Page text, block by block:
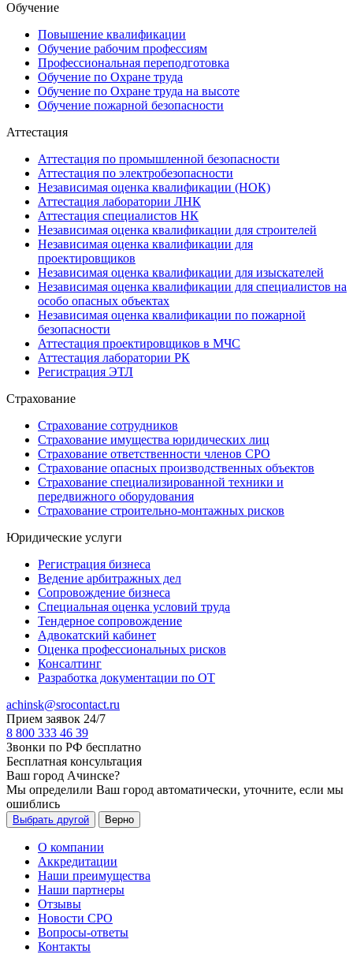
Обучение
Повышение квалификации
Обучение рабочим профессиям
Профессиональная переподготовка
Обучение по Охране труда
Обучение по Охране труда на высоте
Обучение пожарной безопасности
Аттестация
Аттестация по промышленной безопасности
Аттестация по электробезопасности
Независимая оценка квалификации (НОК)
Аттестация лаборатории ЛНК
Аттестация специалистов НК
Независимая оценка квалификации для строителей
Независимая оценка квалификации для
проектировщиков
Независимая оценка квалификации для изыскателей
Независимая оценка квалификации для специалистов на
особо опасных объектах
Независимая оценка квалификации по пожарной
безопасности
Аттестация проектировщиков в МЧС
Аттестация лаборатории РК
Регистрация ЭТЛ
Страхование
Страхование сотрудников
Страхование имущества юридических лиц
Страхование ответственности членов СРО
Страхование опасных производственных объектов
Страхование специализированной техники и
передвижного оборудования
Страхование строительно-монтажных рисков
Юридические услуги
Регистрация бизнеса
Ведение арбитражных дел
Сопровождение бизнеса
Специальная оценка условий труда
Тендерное сопровождение
Адвокатский кабинет
Оценка профессиональных рисков
Консалтинг
Разработка документации по ОТ
achinsk@srocontact.ru
Прием заявок 24/7
8 800 333 46 39
Звонки по РФ бесплатно
Бесплатная консультация
Ваш город Ачинске?
Мы определили Ваш город автоматически, уточните, если мы
ошиблись
Выбрать другой Верно
О компании
Аккредитации
Наши преимущества
Наши партнеры
Отзывы
Новости СРО
Вопросы-ответы
Контакты